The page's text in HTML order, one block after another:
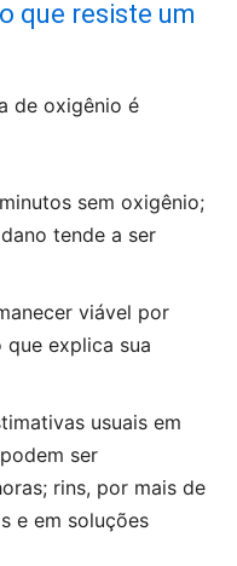
que resiste um
de oxigênio é
sem oxigênio;
tende a ser
viável por
explica sua
usuais em
ser
rins, por mais de
e em soluções